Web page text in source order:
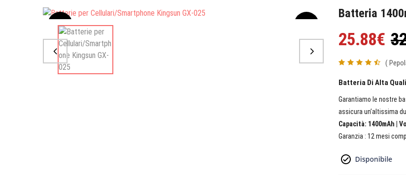
Sale
Batteria
25.88€
(
Batteria Di Alta
Garantiamo le nostre
assicura un’altissima
Capacità: 1400mAh |
Garanzia : 12 mesi